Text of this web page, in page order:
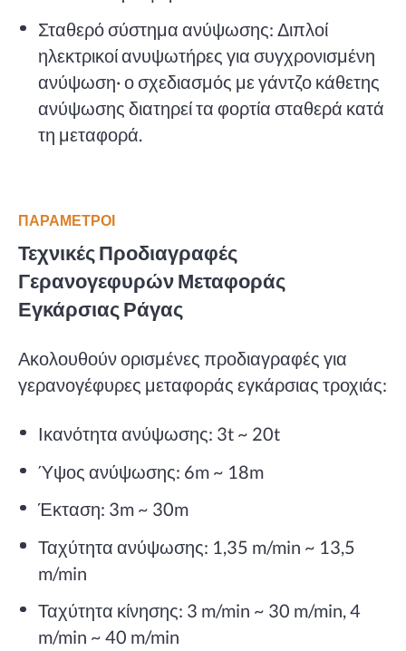
Σταθερό σύστημα ανύψωσης: Διπλοί
ηλεκτρικοί ανυψωτήρες για συγχρονισμένη
ανύψωση· ο σχεδιασμός με γάντζο κάθετης
ανύψωσης διατηρεί τα φορτία σταθερά κατά
τη μεταφορά.
ΠΑΡΆΜΕΤΡΟΙ
Τεχνικές Προδιαγραφές
Γερανογεφυρών Μεταφοράς
Εγκάρσιας Ράγας
Ακολουθούν ορισμένες προδιαγραφές για
γερανογέφυρες μεταφοράς εγκάρσιας τροχιάς:
Ικανότητα ανύψωσης: 3t ~ 20t
Ύψος ανύψωσης: 6m ~ 18m
Έκταση: 3m ~ 30m
Ταχύτητα ανύψωσης: 1,35 m/min ~ 13,5
m/min
Ταχύτητα κίνησης: 3 m/min ~ 30 m/min, 4
m/min ~ 40 m/min